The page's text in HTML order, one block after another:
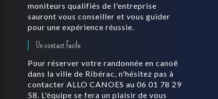
moniteurs qualifiés de l'entreprise
sauront vous conseiller et vous guider
pour une expérience réussie.
Un contact facile
Pour réserver votre randonnée en canoë
dans la ville de Ribérac, n'hésitez pas à
contacter ALLO CANOES au 06 01 78 29
58. L'équipe se fera un plaisir de vous